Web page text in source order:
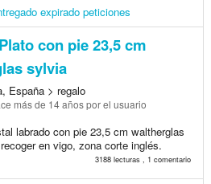
expirado peticiones
Plato con pie 23,5 cm
sylvia
España > regalo
más de 14 añospor el usuario
labrado con pie 23,5 cm waltherglas
en vigo, zona corte inglés.
3188 lecturas , 1 comentario